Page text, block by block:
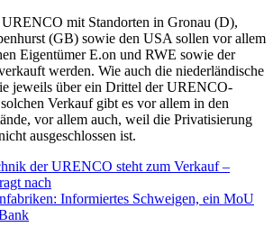
mit Standorten in Gronau (D),
(GB) sowie den USA sollen vor allem
Eigentümer E.on und RWE sowie der
werden. Wie auch die niederländische
jeweils über ein Drittel der URENCO-
Verkauf gibt es vor allem in den
vor allem auch, weil die Privatisierung
ausgeschlossen ist.
der URENCO steht zum Verkauf –
nach
Informiertes Schweigen, ein MoU